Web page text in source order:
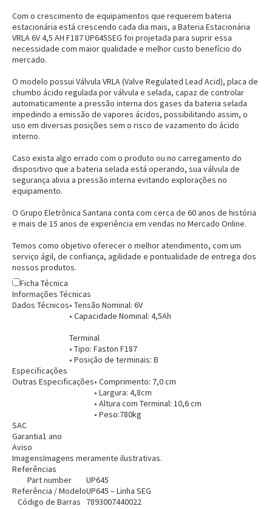
Com o crescimento de equipamentos que requerem bateria
estacionária está crescendo cada dia mais, a Bateria Estacionária
VRLA 6V 4,5 AH F187 UP645SEG foi projetada para suprir essa
necessidade com maior qualidade e melhor custo benefício do
mercado.
O modelo possui Válvula VRLA (Valve Regulated Lead Acid), placa de
chumbo ácido regulada por válvula e selada, capaz de controlar
automaticamente a pressão interna dos gases da bateria selada
impedindo a emissão de vapores ácidos, possibilitando assim, o
uso em diversas posições sem o risco de vazamento do ácido
interno.
Caso exista algo errado com o produto ou no carregamento do
dispositivo que a bateria selada está operando, sua válvula de
segurança alivia a pressão interna evitando explorações no
equipamento.
O Grupo Eletrônica Santana conta com cerca de 60 anos de história
e mais de 15 anos de experiência em vendas no Mercado Online.
Temos como objetivo oferecer o melhor atendimento, com um
serviço ágil, de confiança, agilidade e pontualidade de entrega dos
nossos produtos.
Ficha Técnica
Informações Técnicas
Dados Técnicos• Tensão Nominal: 6V
• Capacidade Nominal: 4,5Ah
Terminal
• Tipo: Faston F187
• Posição de terminais: B
Especificações
Outras Especificações• Comprimento: 7,0 cm
• Largura: 4,8cm
• Altura com Terminal: 10,6 cm
• Peso:780kg
SAC
Garantia1 ano
Aviso
ImagensImagens meramente ilustrativas.
Referências
Part number
UP645
Referência / ModeloUP645 – Linha SEG
Código de Barras
7893007440022